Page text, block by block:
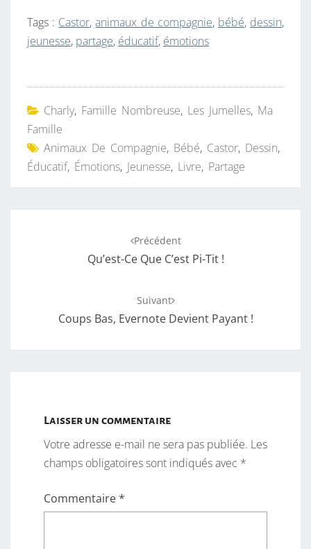
Tags : Castor,animaux de compagnie, bébé, dessin,
jeunesse, partage, éducatif, émotions
Charly, Famille Nombreuse, Les Jumelles, Ma
Famille
Animaux De Compagnie, Bébé, Castor, Dessin,
Éducatif, Émotions, Jeunesse, Livre, Partage
Précédent
Qu’est-Ce Que C’est Pi-Tit !
Suivant
Coups Bas, Evernote Devient Payant !
Laisser un commentaire
Votre adresse e-mail ne sera pas publiée. Les
champs obligatoires sont indiqués avec *
Commentaire*